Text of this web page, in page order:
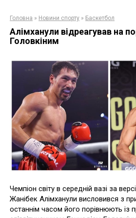
Головна » Новини спорту » Баскетбол
Алімханули відреагував на
Головкіним
Чемпіон світу в середній вазі за
Жанібек Алімханули висловився з
останнім часом його порівнюють із